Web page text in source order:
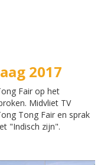
2017
Fair op het
Midvliet TV
Tong Fair en sprak
"Indisch zijn".